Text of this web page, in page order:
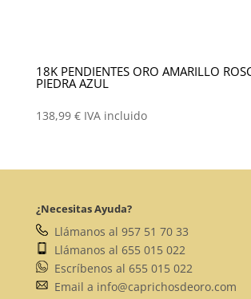
18K PENDIENTES ORO AMARILLO
PIEDRA AZUL
138,99 € IVA incluido
¿Necesitas Ayuda?
Llámanos al 957 51 70 33
Llámanos al 655 015 022
Escríbenos al 655 015 022
Email a info@caprichosdeoro.com